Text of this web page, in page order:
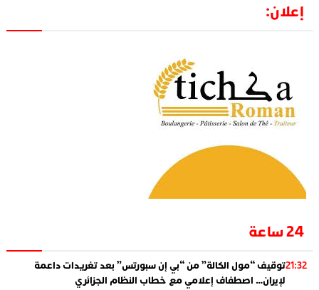
إعلان:
24 ساعة
21:32توقيف “مول الكالة” من “بي إن سبورتس” بعد تغريدات داعمة
لإيران… اصطفاف إعلامي مع خطاب النظام الجزائري